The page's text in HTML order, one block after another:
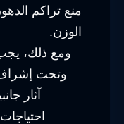
منع تراكم
الوزن.
ومع ذلك،
وتحت
آثار